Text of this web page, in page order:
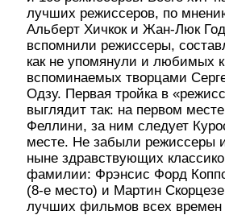
лучших режиссеров, по
Альберт Хичкок и Жан-Люк
вспомнили режиссеры,
как не упомянули и любимых
вспоминаемых творцами
Одзу. Первая тройка в
выглядит так: на первом
Феллини, за ним следует
месте. Не забыли режиссеры
ныне здравствующих
фамилии: Фрэнсис Форд
(8-е место) и Мартин
лучших фильмов всех времен